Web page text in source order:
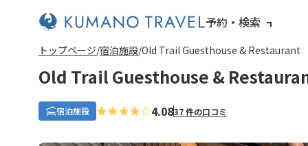
予約・検索
トップページ 宿泊施設 Old Trail Guesthouse & Restaurant
Old Trail Guesthouse &
宿泊施設 4.0837 件の口コミ